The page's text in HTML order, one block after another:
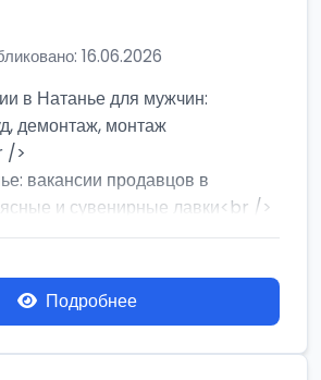
16.06.2026
в Натанье для мужчин:
демонтаж, монтаж
/>
вакансии продавцов в
и сувенирные лавки<br />
сборку м...
Подробнее